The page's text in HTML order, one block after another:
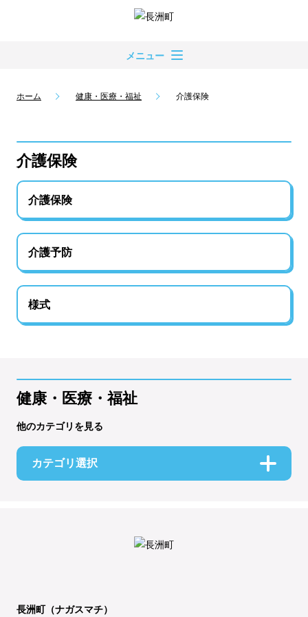
メニュー
ホーム 健康・医療・福祉 介護保険
介護保険
介護保険
介護予防
様式
健康・医療・福祉
他のカテゴリを見る
カテゴリ選択
長洲町（ナガスマチ）